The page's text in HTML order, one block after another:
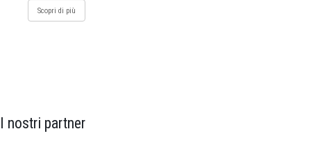
Scopri di più
I nostri partner